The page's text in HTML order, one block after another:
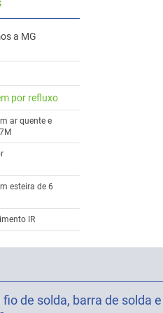
a MG
por refluxo
ar quente e
esteira de 6
IR
de solda, barra de solda e